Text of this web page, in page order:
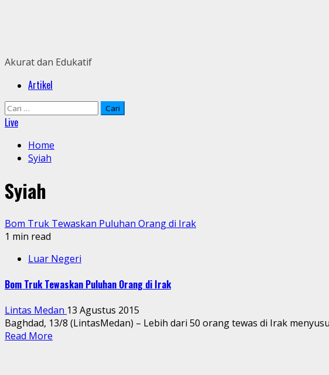
Akurat dan Edukatif
PrimaryArtikel
Cari
untuk:
Live
Home
Syiah
Syiah
Bom Truk Tewaskan Puluhan Orang di Irak
1 min read
Luar Negeri
Bom Truk Tewaskan Puluhan Orang di Irak
Lintas Medan 13 Agustus 2015
Baghdad, 13/8 (LintasMedan) – Lebih dari 50 orang tewas di Irak
Read More